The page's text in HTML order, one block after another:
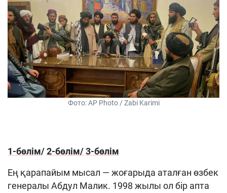
Фото: AP Photo / Zabi Karimi
1-бөлім/2-бөлім/3-бөлім
Ең қарапайым мысал — жоғарыда аталған өзбек
генералы Абдул Малик. 1998 жылы ол бір апта